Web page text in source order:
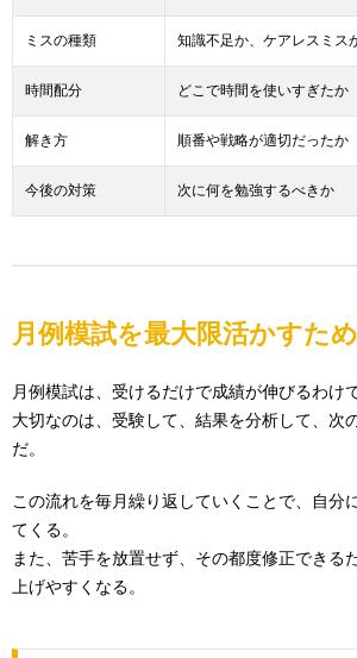
ミスの種類 知識不足か、ケアレスミス
時間配分 どこで時間を使いすぎたか
解き方 順番や戦略が適切だったか
今後の対策 次に何を勉強するべきか
月例模試を最大限活かすた
月例模試は、受けるだけで成績が伸びるわけ
大切なのは、受験して、結果を分析して、次
だ。
この流れを毎月繰り返していくことで、自分
てくる。
また、苦手を放置せず、その都度修正できる
上げやすくなる。